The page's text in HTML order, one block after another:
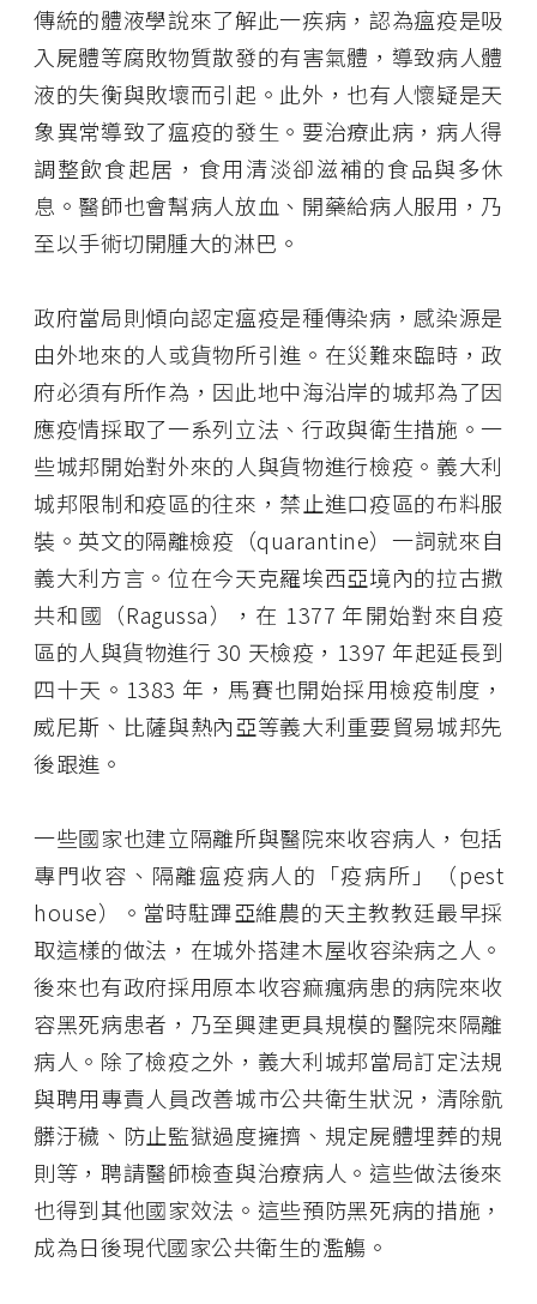
傳統的體液學說來了解此一疾病，認為瘟疫是吸
入屍體等腐敗物質散發的有害氣體，導致病人體
液的失衡與敗壞而引起。此外，也有人懷疑是天
象異常導致了瘟疫的發生。要治療此病，病人得
調整飲食起居，食用清淡卻滋補的食品與多休
息。醫師也會幫病人放血、開藥給病人服用，乃
至以手術切開腫大的淋巴。
政府當局則傾向認定瘟疫是種傳染病，感染源是
由外地來的人或貨物所引進。在災難來臨時，政
府必須有所作為，因此地中海沿岸的城邦為了因
應疫情採取了一系列立法、行政與衛生措施。一
些城邦開始對外來的人與貨物進行檢疫。義大利
城邦限制和疫區的往來，禁止進口疫區的布料服
裝。英文的隔離檢疫（quarantine）一詞就來自
義大利方言。位在今天克羅埃西亞境內的拉古撒
共和國（Ragussa），在 1377 年開始對來自疫
區的人與貨物進行 30 天檢疫，1397 年起延長到
四十天。1383 年，馬賽也開始採用檢疫制度，
威尼斯、比薩與熱內亞等義大利重要貿易城邦先
後跟進。
一些國家也建立隔離所與醫院來收容病人，包括
專門收容、隔離瘟疫病人的「疫病所」（pest
house）。當時駐蹕亞維農的天主教教廷最早採
取這樣的做法，在城外搭建木屋收容染病之人。
後來也有政府採用原本收容痲瘋病患的病院來收
容黑死病患者，乃至興建更具規模的醫院來隔離
病人。除了檢疫之外，義大利城邦當局訂定法規
與聘用專責人員改善城市公共衛生狀況，清除骯
髒汙穢、防止監獄過度擁擠、規定屍體埋葬的規
則等，聘請醫師檢查與治療病人。這些做法後來
也得到其他國家效法。這些預防黑死病的措施，
成為日後現代國家公共衛生的濫觴。